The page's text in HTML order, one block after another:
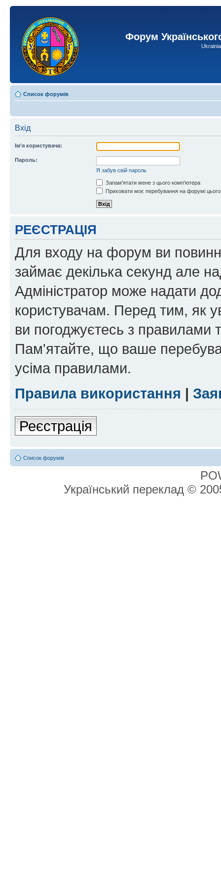
Форум
Список форумів
Вхід
Ім'я користувача:
Пароль:
Я забув свій пароль
Запам'ятати мене з цього комп'ютера
Приховати моє перебування на форумі
РЕЄСТРАЦІЯ
Для входу на форум ви
займає декілька секунд але
Адміністратор може надати
користувачам. Перед тим, як
ви погоджуєтесь з правилами
Пам'ятайте, що ваше
усіма правилами.
Правила використання |
Реєстрація
Список форумів
Український переклад ©